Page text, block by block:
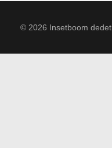
© 2026 Insetboom